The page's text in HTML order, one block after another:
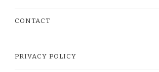
CONTACT
PRIVACY POLICY